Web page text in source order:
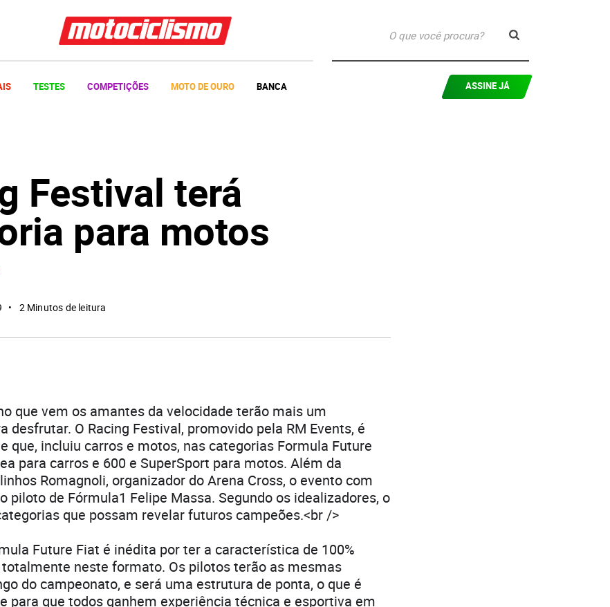
TESTES COMPETIÇÕES MOTO DE OURO BANCA ASSINE JÁ
Festival terá
para motos
2 Minutos de leitura
que vem os amantes da velocidade terão mais um
desfrutar. O Racing Festival, promovido pela RM Events, é
que, incluiu carros e motos, nas categorias Formula Future
para carros e 600 e SuperSport para motos. Além da
Romagnoli, organizador do Arena Cross, o evento com
piloto de Fórmula1 Felipe Massa. Segundo os idealizadores, o
que possam revelar futuros campeões.<br />
Future Fiat é inédita por ter a característica de 100%
neste formato. Os pilotos terão as mesmas
do campeonato, e será uma estrutura de ponta, o que é
para que todos ganhem experiência técnica e esportiva em